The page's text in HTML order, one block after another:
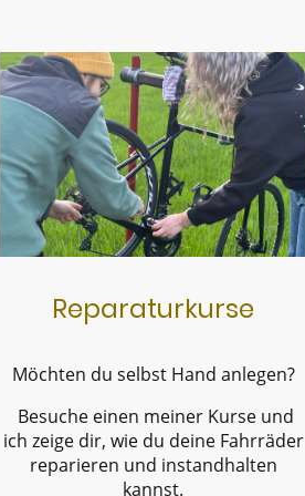
Reparaturkurse
Möchten du selbst Hand anlegen?
Besuche einen meiner Kurse und
ich zeige dir, wie du deine Fahrräder
reparieren und instandhalten
kannst.